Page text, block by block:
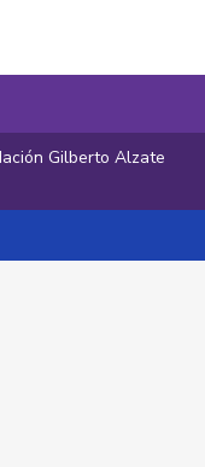
Gilberto Alzate